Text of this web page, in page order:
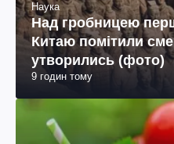
Наука
Над гробницею
Китаю помітили
утворились (фото)
9 годин тому